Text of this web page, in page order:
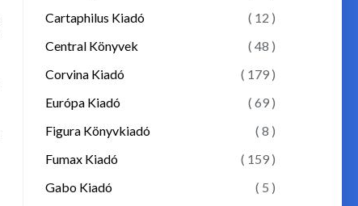
Cartaphilus Kiadó
( 12 )
Central Könyvek
( 48 )
Corvina Kiadó
( 179 )
Európa Kiadó
( 69 )
Figura Könyvkiadó
( 8 )
Fumax Kiadó
( 159 )
Gabo Kiadó
( 5 )